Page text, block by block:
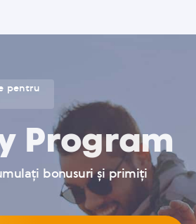
pentru
Program
bonusuri și primiți